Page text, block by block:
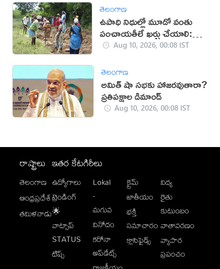
తెలంగాణ
ఉపాధి నిధుల్లో మూడో వంతు
పంచాయతీలే ఖర్చు చేయాలి:
కేంద్రంAug 10, 2026, 00:08 IST
తెలంగాణ
అమిత్ షా సభకు హాజరవుతారా?
ప్రతిపక్షాల డిమాండ్
Aug 10, 2026, 00:08 IST
రాష్ట్రాలు
తెలంగాణ
ఆంధ్రప్రదేశ్
తమిళనాడు
ఇతర కేటగిరీలు
ఉద్యోగాలు
ట్రెండింగ్
🌟
వాట్సాప్
STATUS
టిప్స్
Lokal
-
మగువ
వినోదం
కరోనా
అప్‌డేట్స్
క్రైమ్
జాతీయం
భక్తి
సమాచారం
క్లాసిఫైడ్స్
విద్య
రైతు
కుటుంబం
వాతావరణం
వ్యాపార
ప్రపంచం